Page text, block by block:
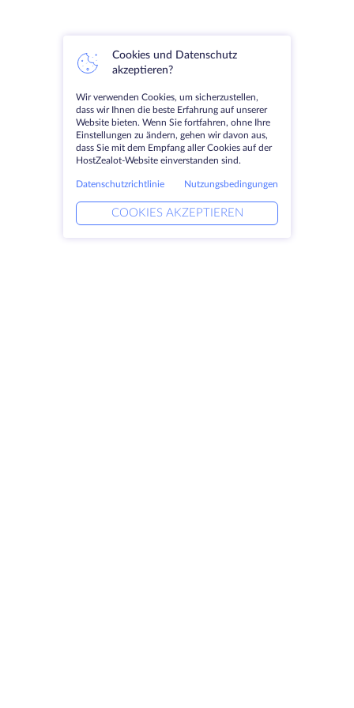
Cookies und Datenschutz
akzeptieren?
Wir verwenden Cookies, um sicherzustellen,
dass wir Ihnen die beste Erfahrung auf unserer
Website bieten. Wenn Sie fortfahren, ohne Ihre
Einstellungen zu ändern, gehen wir davon aus,
dass Sie mit dem Empfang aller Cookies auf der
HostZealot-Website einverstanden sind.
Datenschutzrichtlinie Nutzungsbedingungen
COOKIES AKZEPTIEREN